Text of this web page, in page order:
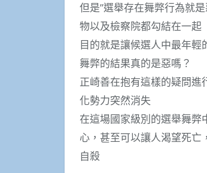
但是”選舉存在舞弊行為就
物以及檢察院都勾結在一起
目的就是讓候選人中最年
舞弊的結果真的是惡嗎？
正崎善在抱有這樣的疑問
化勢力突然消失
在這場國家級別的選舉舞弊
心，甚至可以讓人渴望死
自殺